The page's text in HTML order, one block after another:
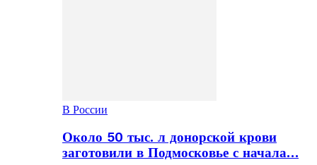
В России
Около 50 тыс. л донорской крови
заготовили в Подмосковье с начала…